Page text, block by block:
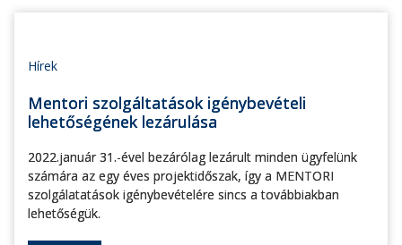
Hírek
Mentori szolgáltatások igénybevételi
lehetőségének lezárulása
2022.január 31.-ével bezárólag lezárult minden ügyfelünk
számára az egy éves projektidőszak, így a MENTORI
szolgálatatások igénybevételére sincs a továbbiakban
lehetőségük.